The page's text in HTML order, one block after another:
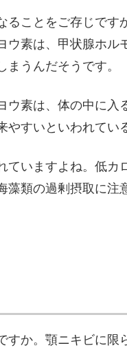
ることをご存じです
素は、甲状腺ホル
うんだそうです。
ウ素は、体の中に入
すいといわれてい
ていますよね。低カ
藻類の過剰摂取に注
すか。顎ニキビに限